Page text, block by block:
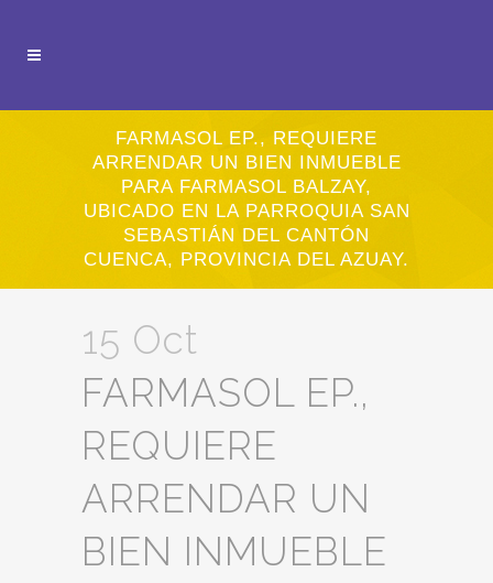
FARMASOL EP., REQUIERE
ARRENDAR UN BIEN INMUEBLE
PARA FARMASOL BALZAY,
UBICADO EN LA PARROQUIA SAN
SEBASTIÁN DEL CANTÓN
CUENCA, PROVINCIA DEL AZUAY.
15 Oct
FARMASOL EP.,
REQUIERE
ARRENDAR UN
BIEN INMUEBLE